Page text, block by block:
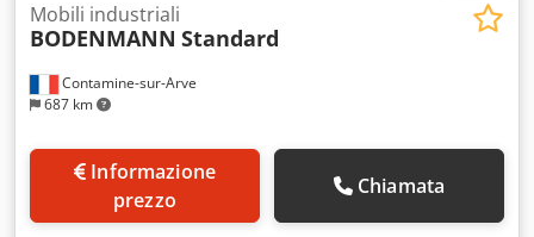
Contamine-sur-Arve
687 km
Mobili industriali
BODENMANN Standard
prezzo
Chiamata